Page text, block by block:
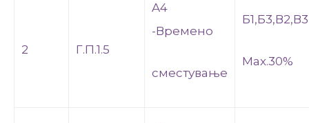
2 Г.П.1.5
A4
-Времено
сместување
Мах.30%